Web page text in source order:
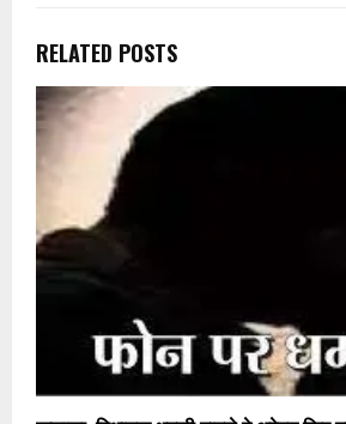
RELATED POSTS